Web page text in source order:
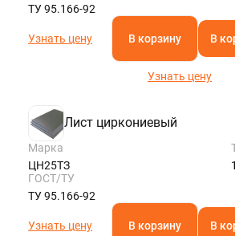
ТУ 95.166-92
Узнать цену В корзину В
Узнать цену
Лист циркониевый
Марка
ЦН25ТЗ
ГОСТ/ТУ
ТУ 95.166-92
Узнать цену В корзину В